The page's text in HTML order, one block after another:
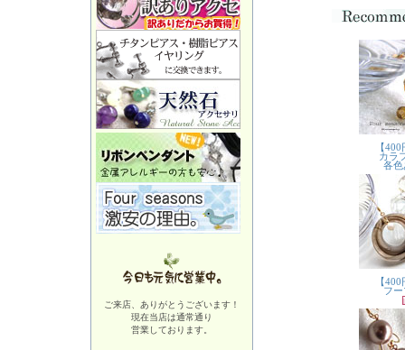
ご来店、ありがとうございます！
現在当店は通常通り
営業しております。